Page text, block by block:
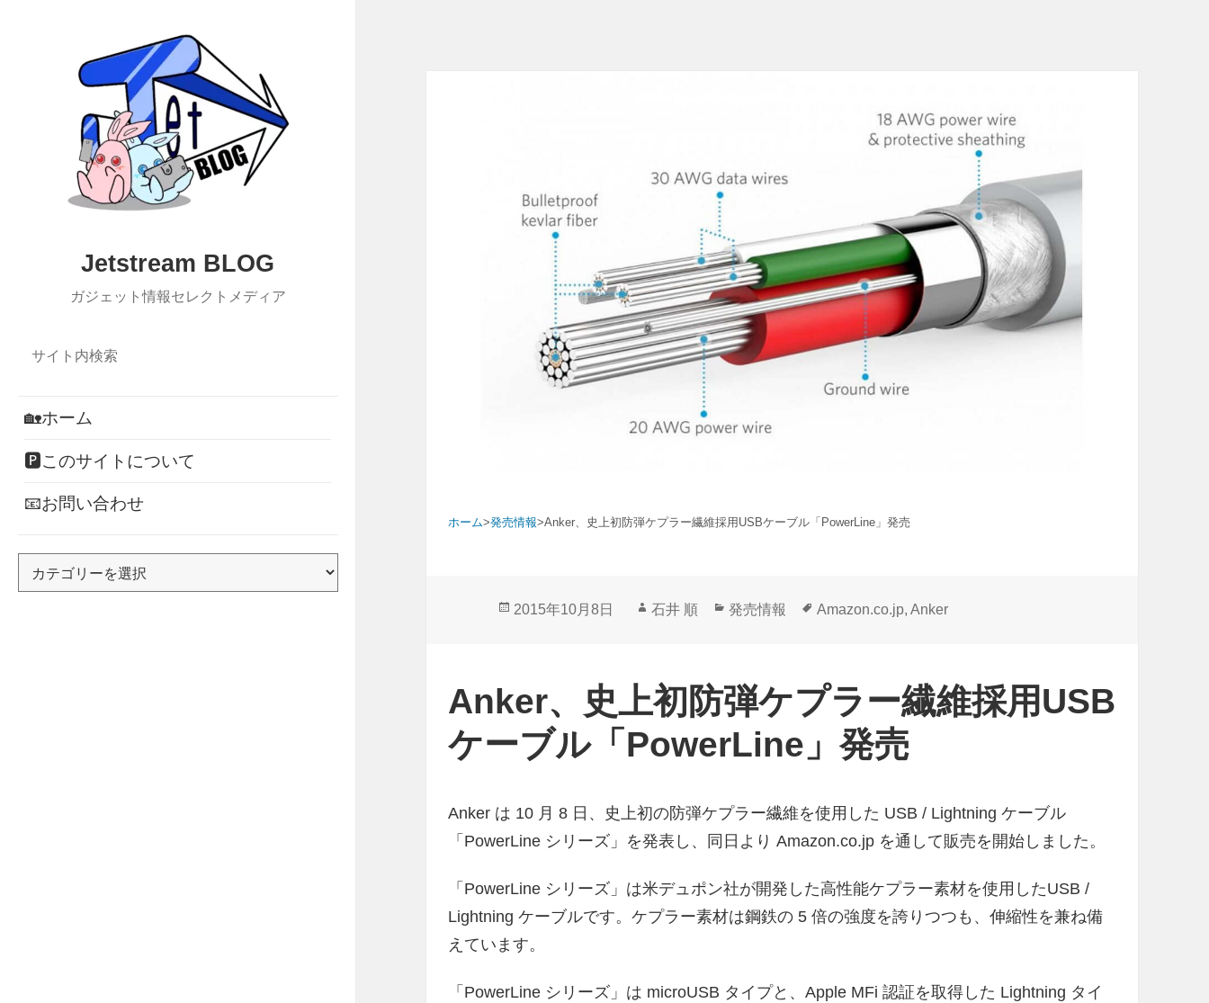
Jetstream BLOG
ガジェット情報セレクトメディア
🏡ホーム
🅿このサイトについて
📧お問い合わせ
ホーム>発売情報>Anker、史上初防弾ケプラー繊維採用USBケーブル「PowerLine」発売
投
2015年10月8日
作
石井 順
カ
リ
ー
発売情報
タ
Amazon.co.jp,Anker
Anker、史上初防弾ケプラー繊維採用USB
ケーブル「PowerLine」発売
Anker は 10 月 8 日、史上初の防弾ケプラー繊維を使用した USB / Lightning ケーブル
「PowerLine シリーズ」を発表し、同日より Amazon.co.jp を通して販売を開始しました。
「PowerLine シリーズ」は米デュポン社が開発した高性能ケプラー素材を使用したUSB /
Lightning ケーブルです。ケプラー素材は鋼鉄の 5 倍の強度を誇りつつも、伸縮性を兼ね備
えています。
「PowerLine シリーズ」は microUSB タイプと、Apple MFi 認証を取得した Lightning タイ